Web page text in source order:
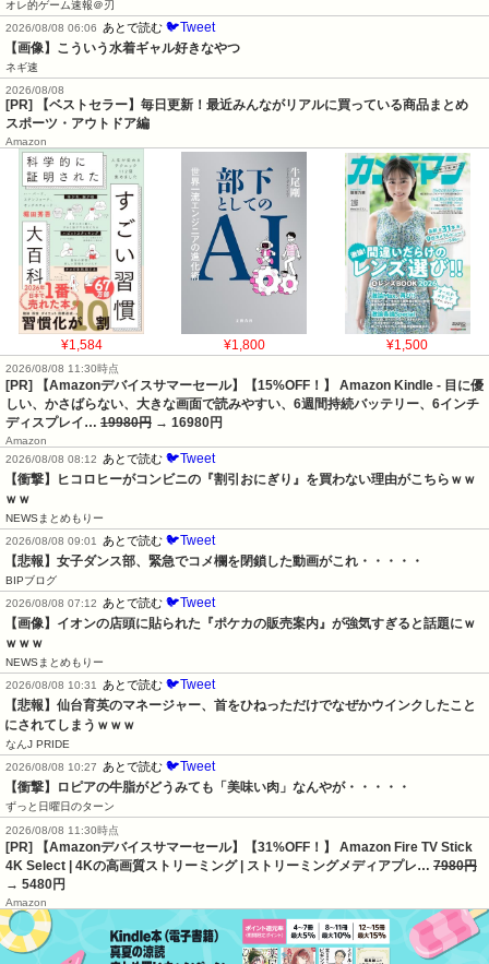
オレ的ゲーム速報＠刃
2026/08/08 06:06
あとで読む 🐦Tweet
【画像】こういう水着ギャル好きなやつ
ネギ速
2026/08/08
[PR] 【ベストセラー】毎日更新！最近みんながリアルに買っている商品まとめ
スポーツ・アウトドア編
Amazon
¥1,584 ¥1,800 ¥1,500
2026/08/08 11:30時点
[PR] 【Amazonデバイスサマーセール】【15%OFF！】 Amazon Kindle - 目に優
しい、かさばらない、大きな画面で読みやすい、6週間持続バッテリー、6インチ
ディスプレイ… 19980円 → 16980円
Amazon
2026/08/08 08:12
あとで読む 🐦Tweet
【衝撃】ヒコロヒーがコンビニの『割引おにぎり』を買わない理由がこちらｗｗ
ｗｗ
NEWSまとめもりー
2026/08/08 09:01
あとで読む 🐦Tweet
【悲報】女子ダンス部、緊急でコメ欄を閉鎖した動画がこれ・・・・・
BIPブログ
2026/08/08 07:12
あとで読む 🐦Tweet
【画像】イオンの店頭に貼られた『ポケカの販売案内』が強気すぎると話題にｗ
ｗｗｗ
NEWSまとめもりー
2026/08/08 10:31
あとで読む 🐦Tweet
【悲報】仙台育英のマネージャー、首をひねっただけでなぜかウインクしたこと
にされてしまうｗｗｗ
なんJ PRIDE
2026/08/08 10:27
あとで読む 🐦Tweet
【衝撃】ロピアの牛脂がどうみても「美味い肉」なんやが・・・・・
ずっと日曜日のターン
2026/08/08 11:30時点
[PR] 【Amazonデバイスサマーセール】【31%OFF！】 Amazon Fire TV Stick
4K Select | 4Kの高画質ストリーミング | ストリーミングメディアプレ… 7980円
→ 5480円
Amazon